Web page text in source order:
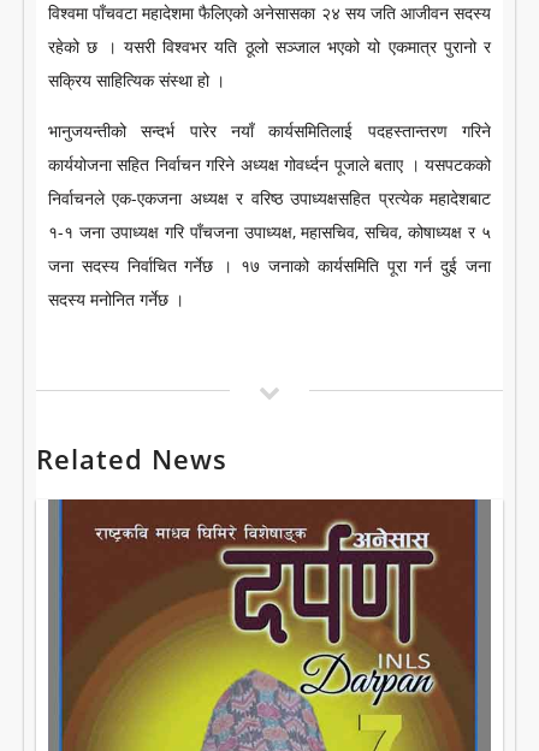
LITERATURE
विश्वमा पाँचवटा महादेशमा फैलिएको अनेसासका २४ सय जति आजीवन सदस्य
रहेको छ । यसरी विश्वभर यति ठूलो सञ्जाल भएको यो एकमात्र पुरानो र
सक्रिय साहित्यिक संस्था हो ।
भानुजयन्तीको सन्दर्भ पारेर नयाँ कार्यसमितिलाई पदहस्तान्तरण गरिने
कार्ययोजना सहित निर्वाचन गरिने अध्यक्ष गोवर्ध्दन पूजाले बताए । यसपटकको
निर्वाचनले एक-एकजना अध्यक्ष र वरिष्ठ उपाध्यक्षसहित प्रत्येक महादेशबाट
१-१ जना उपाध्यक्ष गरि पाँचजना उपाध्यक्ष, महासचिव, सचिव, कोषाध्यक्ष र ५
जना सदस्य निर्वाचित गर्नेछ । १७ जनाको कार्यसमिति पूरा गर्न दुई जना
सदस्य मनोनित गर्नेछ ।
Related News